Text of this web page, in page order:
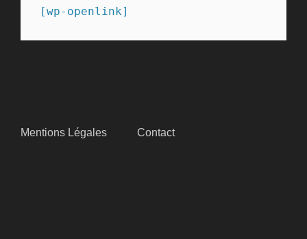
[wp-openlink]
Mentions Légales Contact